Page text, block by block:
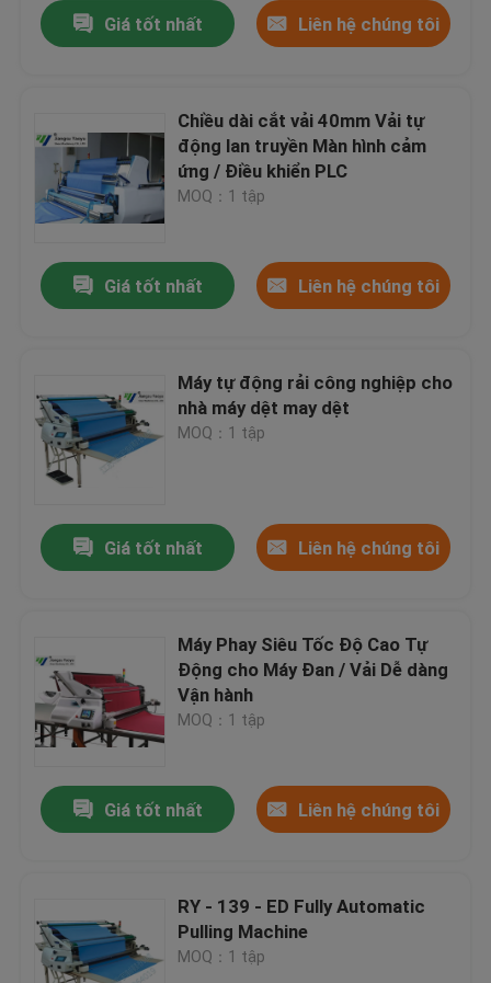
Các sản phẩm
Về chúng tôi
Tham quan nhà máy
Liên hệ chúng tôi
Máy cắt thủy lực
Máy ép thủy lực báo chí
Máy cắt cánh tay thủy lực
Giá tốt nhất Liên hệ chúng tôi
Chiều dài cắt vải 40mm Vải tự
động lan truyền Màn hình cảm
ứng / Điều khiển PLC
MOQ：1 tập
Giá tốt nhất Liên hệ chúng tôi
Máy tự động rải công nghiệp cho
nhà máy dệt may dệt
MOQ：1 tập
Giá tốt nhất Liên hệ chúng tôi
Máy Phay Siêu Tốc Độ Cao Tự
Động cho Máy Đan / Vải Dễ dàng
Vận hành
MOQ：1 tập
Giá tốt nhất Liên hệ chúng tôi
RY - 139 - ED Fully Automatic
Pulling Machine
MOQ：1 tập